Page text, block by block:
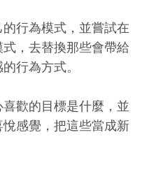
行為模式，並嘗試在
，去替換那些會帶給
行為方式。
歡的目標是什麼，並
感覺，把這些當成新